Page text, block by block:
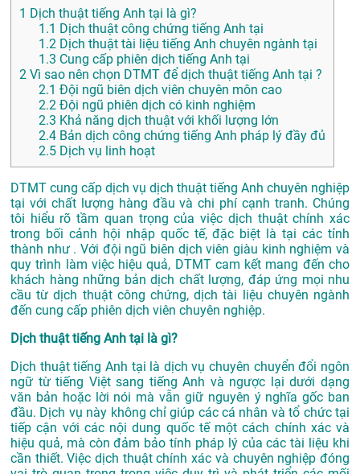
1 Dịch thuật tiếng Anh tại là gì?
1.1 Dịch thuật công chứng tiếng Anh tại
1.2 Dịch thuật tài liệu tiếng Anh chuyên ngành tại
1.3 Cung cấp phiên dịch tiếng Anh tại
2 Vì sao nên chọn DTMT để dịch thuật tiếng Anh tại ?
2.1 Đội ngũ biên dịch viên chuyên môn cao
2.2 Đội ngũ phiên dịch có kinh nghiệm
2.3 Khả năng dịch thuật với khối lượng lớn
2.4 Bản dịch công chứng tiếng Anh pháp lý đầy đủ
2.5 Dịch vụ linh hoạt
DTMT cung cấp dịch vụ dịch thuật tiếng Anh chuyên nghiệp
tại với chất lượng hàng đầu và chi phí cạnh tranh. Chúng
tôi hiểu rõ tầm quan trọng của việc dịch thuật chính xác
trong bối cảnh hội nhập quốc tế, đặc biệt là tại các tỉnh
thành như . Với đội ngũ biên dịch viên giàu kinh nghiệm và
quy trình làm việc hiệu quả, DTMT cam kết mang đến cho
khách hàng những bản dịch chất lượng, đáp ứng mọi nhu
cầu từ dịch thuật công chứng, dịch tài liệu chuyên ngành
đến cung cấp phiên dịch viên chuyên nghiệp.
Dịch thuật tiếng Anh tại là gì?
Dịch thuật tiếng Anh tại là dịch vụ chuyên chuyển đổi ngôn
ngữ từ tiếng Việt sang tiếng Anh và ngược lại dưới dạng
văn bản hoặc lời nói mà vẫn giữ nguyên ý nghĩa gốc ban
đầu. Dịch vụ này không chỉ giúp các cá nhân và tổ chức tại
tiếp cận với các nội dung quốc tế một cách chính xác và
hiệu quả, mà còn đảm bảo tính pháp lý của các tài liệu khi
cần thiết. Việc dịch thuật chính xác và chuyên nghiệp đóng